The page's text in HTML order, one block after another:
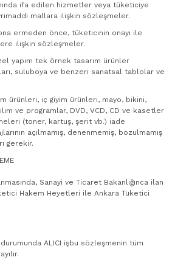
ifa edilen hizmetler veya tüketiciye
mallara ilişkin sözleşmeler.
ermeden önce, tüketicinin onayı ile
ilişkin sözleşmeler.
yapım tek örnek tasarım ürünler
suluboya ve benzeri sanatsal tablolar ve
ürünleri, iç giyim ürünleri, mayo, bikini,
ve programlar, DVD, VCD, CD ve kasetler
(toner, kartuş, şerit vb.) iade
açılmamış, denenmemiş, bozulmamış
gerekir.
Sanayi ve Ticaret Bakanlığınca ilan
Hakem Heyetleri ile Ankara Tüketici
ALICI işbu sözleşmenin tüm